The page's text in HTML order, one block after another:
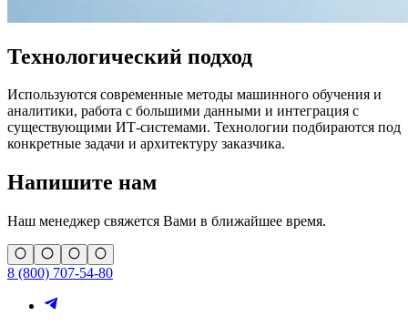
Технологический подход
Используются современные методы машинного обучения и
аналитики, работа с большими данными и интеграция с
существующими ИТ-системами. Технологии подбираются под
конкретные задачи и архитектуру заказчика.
Напишите нам
Наш менеджер свяжется Вами в ближайшее время.
8 (800) 707-54-80